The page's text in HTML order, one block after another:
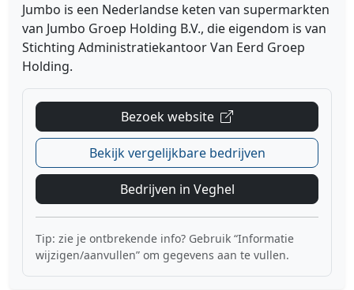
Jumbo is een Nederlandse keten van supermarkten
van Jumbo Groep Holding B.V., die eigendom is van
Stichting Administratiekantoor Van Eerd Groep
Holding.
Bezoek website
Bekijk vergelijkbare bedrijven
Bedrijven in Veghel
Tip: zie je ontbrekende info? Gebruik “Informatie
wijzigen/aanvullen” om gegevens aan te vullen.